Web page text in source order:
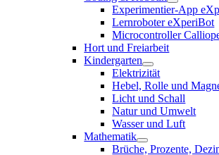
Experimentier-App
Lernroboter eXperiBot
Microcontroller
Hort und Freiarbeit
Kindergarten
Elektrizität
Hebel, Rolle und
Licht und Schall
Natur und Umwelt
Wasser und Luft
Mathematik
Brüche, Prozente,